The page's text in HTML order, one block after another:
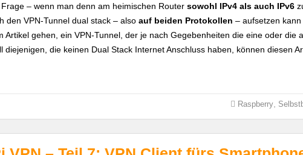
– wenn man denn am heimischen Router sowohl IPv4 als auch IPv6
den VPN-Tunnel dual stack – also auf beiden Protokollen – aufsetzen kann
Artikel gehen, ein VPN-Tunnel, der je nach Gegebenheiten die eine oder die
diejenigen, die keinen Dual Stack Internet Anschluss haben, können diesen
Raspberry,